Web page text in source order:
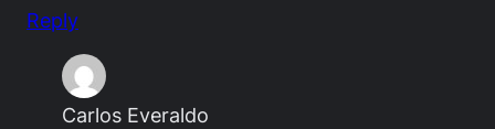
Reply
Carlos Everaldo